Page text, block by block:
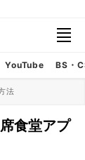
YouTube BS・
法
食堂アプ